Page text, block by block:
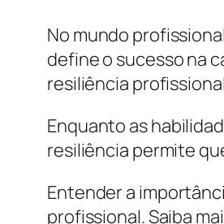
No mundo
define o sucesso na
resiliência
Enquanto as
resiliência permite
Entender a
profissional. Saiba